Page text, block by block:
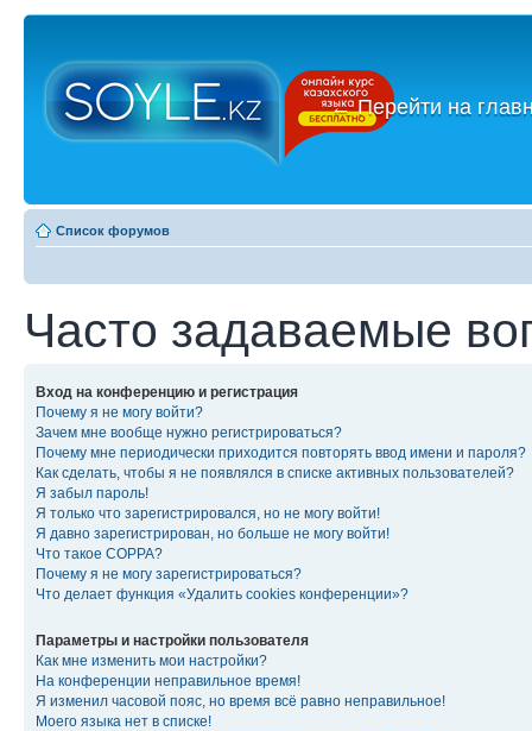
←Перейти на
Список форумов
Часто задаваемые
Вход на конференцию и регистрация
Почему я не могу войти?
Зачем мне вообще нужно регистрироваться?
Почему мне периодически приходится повторять ввод имени и пароля?
Как сделать, чтобы я не появлялся в списке активных пользователей?
Я забыл пароль!
Я только что зарегистрировался, но не могу войти!
Я давно зарегистрирован, но больше не могу войти!
Что такое COPPA?
Почему я не могу зарегистрироваться?
Что делает функция «Удалить cookies конференции»?
Параметры и настройки пользователя
Как мне изменить мои настройки?
На конференции неправильное время!
Я изменил часовой пояс, но время всё равно неправильное!
Моего языка нет в списке!